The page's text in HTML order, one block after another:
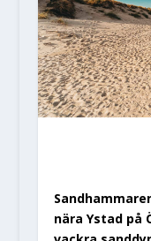
nära Ystad på